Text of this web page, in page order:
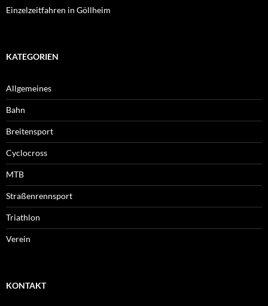
Einzelzeitfahren in Göllheim
KATEGORIEN
Allgemeines
Bahn
Breitensport
Cyclocross
MTB
Straßenrennsport
Triathlon
Verein
KONTAKT